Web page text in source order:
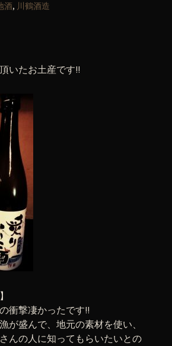
酒, 川鶴酒造
いたお土産です!!
衝撃凄かったです!!
が盛んで、地元の素材を使い、
んの人に知ってもらいたいとの